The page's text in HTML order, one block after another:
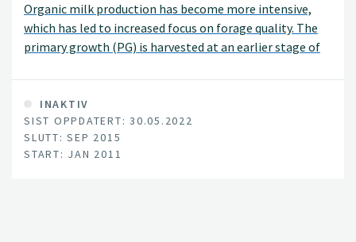
Organic milk production has become more intensive,
which has led to increased focus on forage quality. The
primary growth (PG) is harvested at an earlier stage of
of the total yearly yield is from the regrowth (RG). The
RG contains high proportion of clover. Thus, the RG
forage has likely high crude protein content, while the
PG forage has high energy value but low protein
content.
INAKTIV
SIST OPPDATERT: 30.05.2022
SLUTT: SEP 2015
START: JAN 2011